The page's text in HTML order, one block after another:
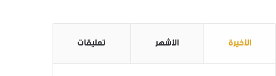
الأخيرة الأشهر تعليقات